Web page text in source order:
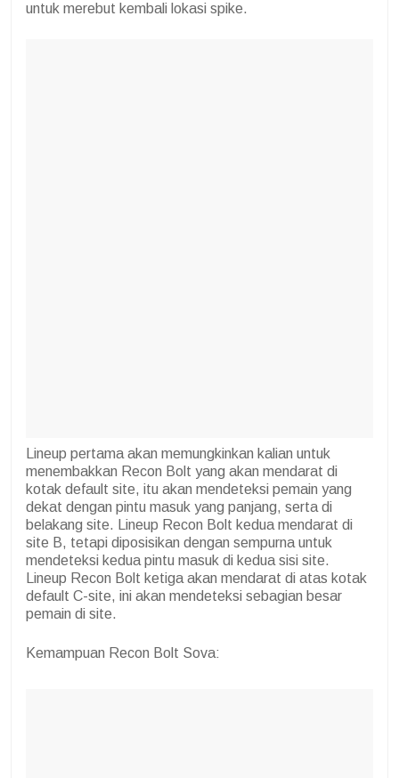
untuk merebut kembali lokasi spike.
Lineup pertama akan memungkinkan kalian untuk
menembakkan Recon Bolt yang akan mendarat di
kotak default site, itu akan mendeteksi pemain yang
dekat dengan pintu masuk yang panjang, serta di
belakang site. Lineup Recon Bolt kedua mendarat di
site B, tetapi diposisikan dengan sempurna untuk
mendeteksi kedua pintu masuk di kedua sisi site.
Lineup Recon Bolt ketiga akan mendarat di atas kotak
default C-site, ini akan mendeteksi sebagian besar
pemain di site.
Kemampuan Recon Bolt Sova: